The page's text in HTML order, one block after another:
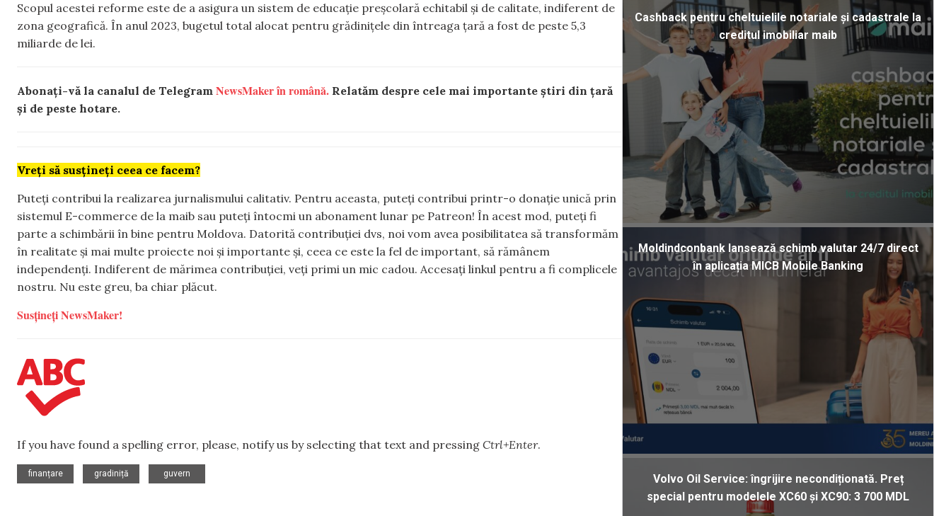
Scopul acestei reforme este de a asigura un sistem de educație preșcolară echitabil și de calitate, indiferent de
zona geografică. În anul 2023, bugetul total alocat pentru grădinițele din întreaga țară a fost de peste 5,3
miliarde de lei.
Abonați-vă la canalul de Telegram NewsMaker în română. Relatăm despre cele mai importante știri din țară
și de peste hotare.
Vreți să susțineți ceea ce facem?
Puteți contribui la realizarea jurnalismului calitativ. Pentru aceasta, puteți contribui printr-o donație unică prin
sistemul E-commerce de la maib sau puteți întocmi un abonament lunar pe Patreon! În acest mod, puteți fi
parte a schimbării în bine pentru Moldova. Datorită contribuției dvs, noi vom avea posibilitatea să transformăm
în realitate și mai multe proiecte noi și importante și, ceea ce este la fel de important, să rămânem
independenți. Indiferent de mărimea contribuției, veți primi un mic cadou. Accesați linkul pentru a fi complicele
nostru. Nu este greu, ba chiar plăcut.
Susțineți NewsMaker!
If you have found a spelling error, please, notify us by selecting that text and pressing Ctrl+Enter.
finanțare
gradiniță
guvern
Cashback pentru cheltuielile notariale și cadastrale la
creditul imobiliar maib
Moldindconbank lansează schimb valutar 24/7 direct
în aplicația MICB Mobile Banking
Volvo Oil Service: îngrijire necondiționată. Preț
special pentru modelele XC60 și XC90: 3 700 MDL